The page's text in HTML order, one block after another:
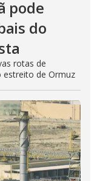
pode
do
rotas de
estreito de Ormuz